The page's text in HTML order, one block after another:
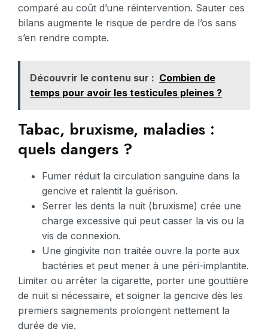
comparé au coût d’une réintervention. Sauter ces
bilans augmente le risque de perdre de l’os sans
s’en rendre compte.
Découvrir le contenu sur : Combien de
temps pour avoir les testicules pleines ?
Tabac, bruxisme, maladies :
quels dangers ?
Fumer réduit la circulation sanguine dans la
gencive et ralentit la guérison.
Serrer les dents la nuit (bruxisme) crée une
charge excessive qui peut casser la vis ou la
vis de connexion.
Une gingivite non traitée ouvre la porte aux
bactéries et peut mener à une péri-implantite.
Limiter ou arrêter la cigarette, porter une gouttière
de nuit si nécessaire, et soigner la gencive dès les
premiers saignements prolongent nettement la
durée de vie.